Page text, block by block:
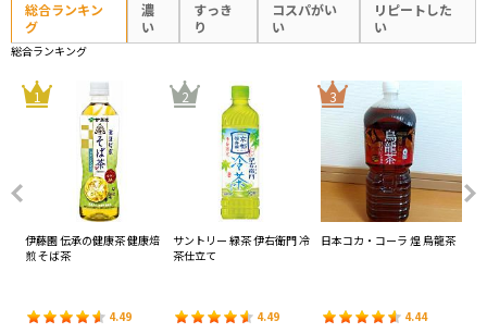
総合ランキン
グ
濃
い
すっき
り
コスパがい
い
リピートした
い
総合ランキング
1
伊藤園 伝承の健康茶 健康焙
煎 そば茶
4.49
2
サントリー 緑茶 伊右衛門 冷
茶仕立て
4.49
3
日本コカ・コーラ 煌 烏龍茶
4.44